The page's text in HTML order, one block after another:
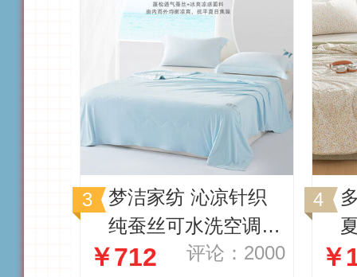
梦洁家纺 沁凉针织
纯蚕丝可水洗空调薄
被夏凉被夏被（冰川
￥712 评论：2000 ￥